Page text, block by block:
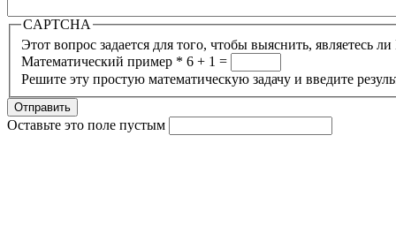
CAPTCHA
Этот вопрос задается для того, чтобы выяснить, являетесь
Математический пример * 6 + 1 =
Решите эту простую математическую задачу и введите
Отправить
Оставьте это поле пустым